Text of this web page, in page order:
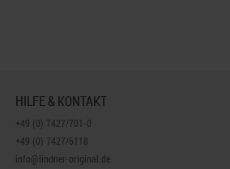
HILFE & KONTAKT
+49 (0) 7427/701-0
+49 (0) 7427/6118
info@lindner-original.de